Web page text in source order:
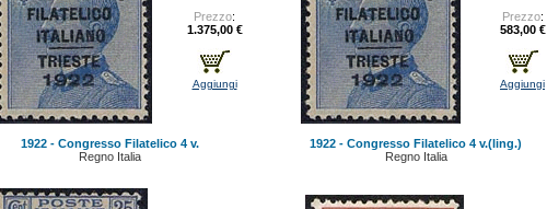
Prezzo:
1.375,00 €
Aggiungi
1922 - Congresso Filatelico 4 v.
Regno Italia
Prezzo:
583,00 €
Aggiungi
1922 - Congresso Filatelico 4 v.(ling.)
Regno Italia